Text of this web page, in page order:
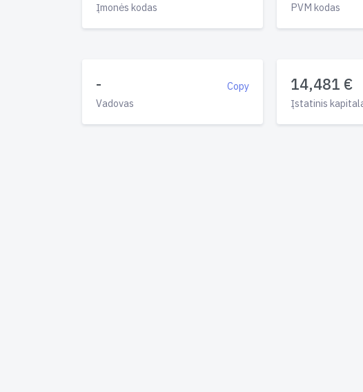
Įmonės kodas PVM kodas
Copy
-
Vadovas
14,481 €
Įstatinis